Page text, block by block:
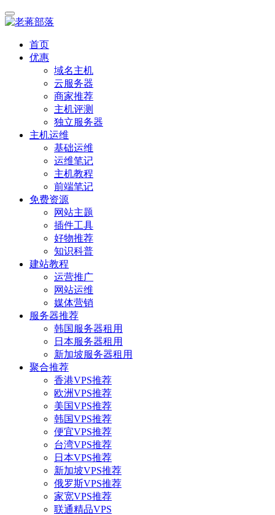
首页
优惠
域名主机
云服务器
商家推荐
主机评测
独立服务器
主机运维
基础运维
运维笔记
主机教程
前端笔记
免费资源
网站主题
插件工具
好物推荐
知识科普
建站教程
运营推广
网站运维
媒体营销
服务器推荐
韩国服务器租用
日本服务器租用
新加坡服务器租用
聚合推荐
香港VPS推荐
欧洲VPS推荐
美国VPS推荐
韩国VPS推荐
便宜VPS推荐
台湾VPS推荐
日本VPS推荐
新加坡VPS推荐
俄罗斯VPS推荐
家宽VPS推荐
联通精品VPS